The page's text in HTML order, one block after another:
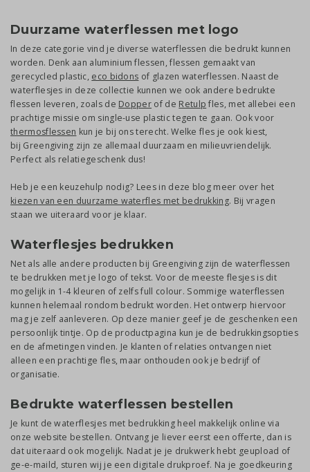
Duurzame waterflessen met logo
In deze categorie vind je diverse waterflessen die bedrukt kunnen
worden. Denk aan aluminium flessen, flessen gemaakt van
gerecycled plastic, eco bidons of glazen waterflessen. Naast de
waterflesjes in deze collectie kunnen we ook andere bedrukte
flessen leveren, zoals de Dopper of de Retulp fles, met allebei een
prachtige missie om single-use plastic tegen te gaan. Ook voor
thermosflessen kun je bij ons terecht. Welke fles je ook kiest,
bij Greengiving zijn ze allemaal duurzaam en milieuvriendelijk.
Perfect als relatiegeschenk dus!
Heb je een keuzehulp nodig? Lees in deze blog meer over het
kiezen van een duurzame waterfles met bedrukking. Bij vragen
staan we uiteraard voor je klaar.
Waterflesjes bedrukken
Net als alle andere producten bij Greengiving zijn de waterflessen
te bedrukken met je logo of tekst. Voor de meeste flesjes is dit
mogelijk in 1-4 kleuren of zelfs full colour. Sommige waterflessen
kunnen helemaal rondom bedrukt worden. Het ontwerp hiervoor
mag je zelf aanleveren. Op deze manier geef je de geschenken een
persoonlijk tintje. Op de productpagina kun je de bedrukkingsopties
en de afmetingen vinden. Je klanten of relaties ontvangen niet
alleen een prachtige fles, maar onthouden ook je bedrijf of
organisatie.
Bedrukte waterflessen bestellen
Je kunt de waterflesjes met bedrukking heel makkelijk online via
onze website bestellen. Ontvang je liever eerst een offerte, dan is
dat uiteraard ook mogelijk. Nadat je je drukwerk hebt geupload of
ge-e-maild, sturen wij je een digitale drukproef. Na je goedkeuring